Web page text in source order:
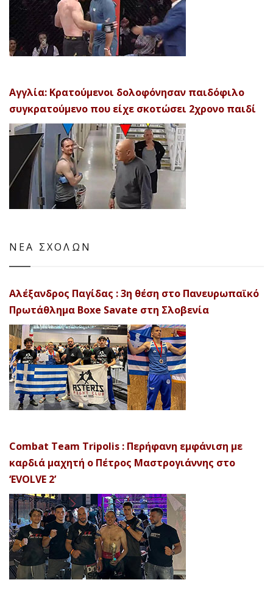
Αγγλία: Κρατούμενοι δολοφόνησαν παιδόφιλο
συγκρατούμενο που είχε σκοτώσει 2χρονο παιδί
ΝΕΑ ΣΧΟΛΩΝ
Αλέξανδρος Παγίδας : 3η θέση στο Πανευρωπαϊκό
Πρωτάθλημα Boxe Savate στη Σλοβενία
Combat Team Tripolis : Περήφανη εμφάνιση με
καρδιά μαχητή ο Πέτρος Μαστρογιάννης στο
‘EVOLVE 2’